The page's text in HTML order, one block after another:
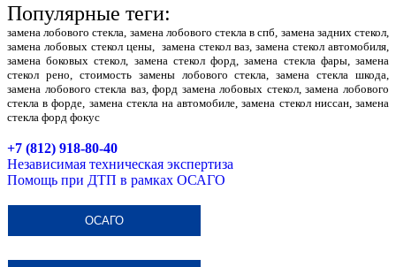
Популярные теги:
замена лобового стекла, замена лобового стекла в спб, замена задних стекол,
замена лобовых стекол цены, замена стекол ваз, замена стекол автомобиля,
замена боковых стекол, замена стекол форд, замена стекла фары, замена
стекол рено, стоимость замены лобового стекла, замена стекла шкода,
замена лобового стекла ваз, форд замена лобовых стекол, замена лобового
стекла в форде, замена стекла на автомобиле, замена стекол ниссан, замена
стекла форд фокус
+7 (812) 918-80-40
Независимая техническая экспертиза
Помощь при ДТП в рамках ОСАГО
ОСАГО